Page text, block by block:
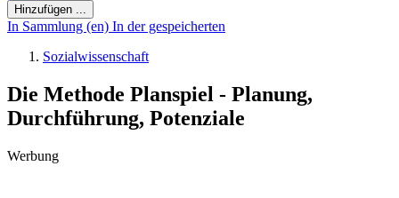
Hinzufügen ...
In Sammlung (en) In der gespeicherten
Sozialwissenschaft
Die Methode Planspiel - Planung,
Durchführung, Potenziale
Werbung